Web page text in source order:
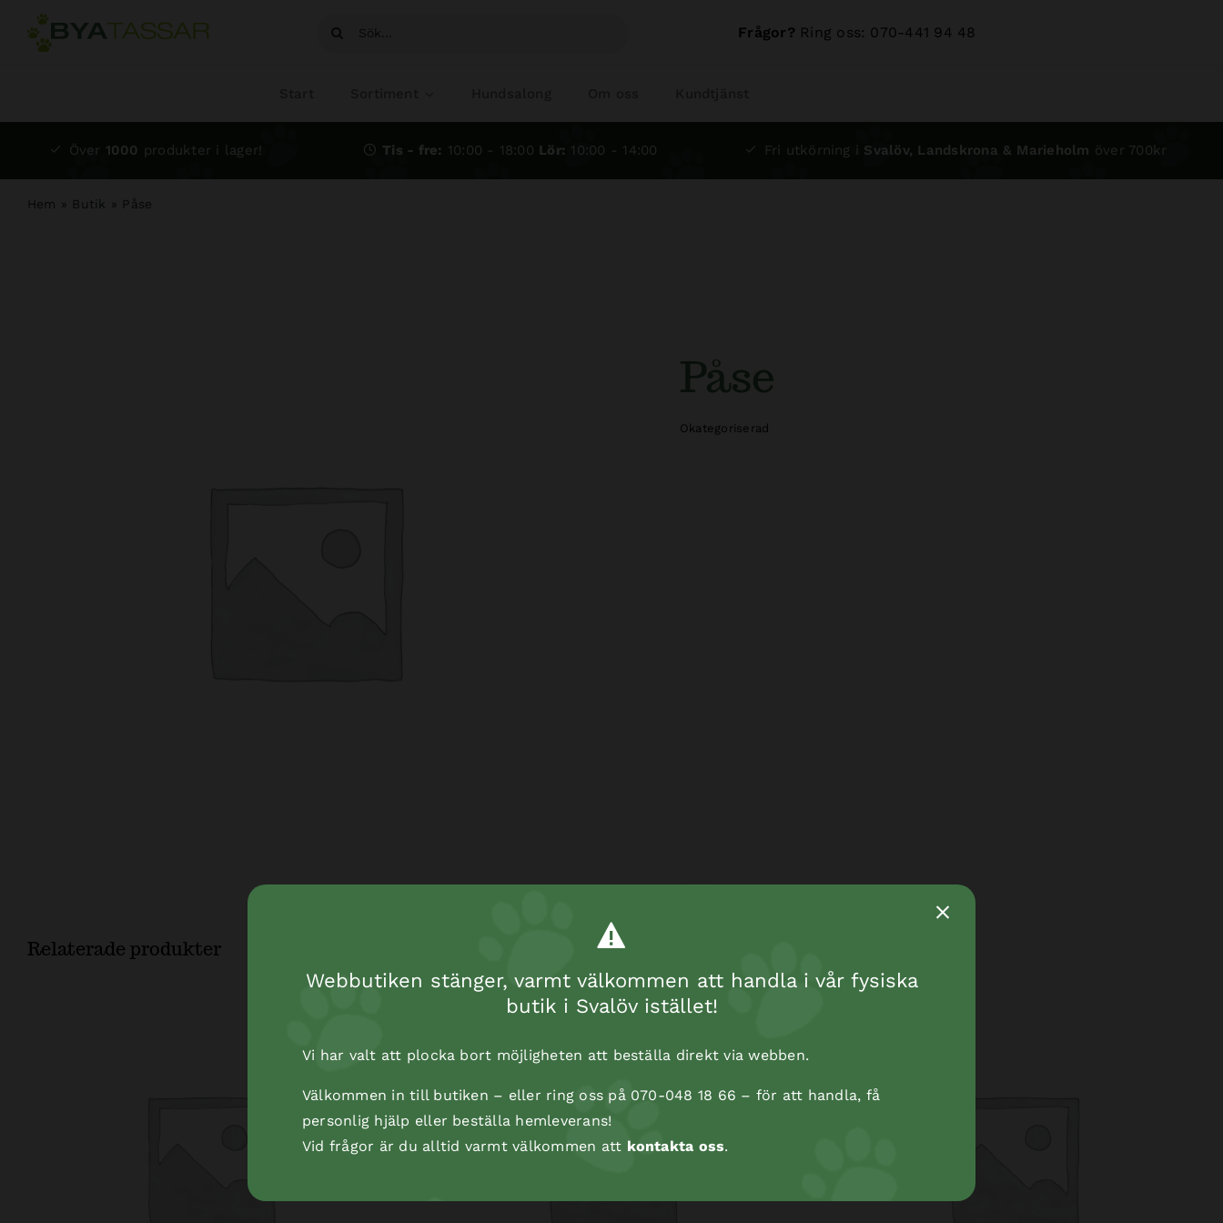
Fortsätt
Sök
Frågor? Ring oss: 070-441 94 48
Över 1000 produkter i lager! Tis - fre: 10:00 - 18:00 Lör: 10:00 - 14:00 Fri utkörning i Svalöv, Landskrona & Marieholm över 700kr
Hem » Butik » Påse
Påse
Okategoriserad
Relaterade produkter
Webbutiken stänger, varmt välkommen att handla i vår fysiska
butik i Svalöv istället!
Vi har valt att plocka bort möjligheten att beställa direkt via webben.
Välkommen in till butiken – eller ring oss på 070-048 18 66 – för att handla, få
personlig hjälp eller beställa hemleverans!
Vid frågor är du alltid varmt välkommen att kontakta oss.